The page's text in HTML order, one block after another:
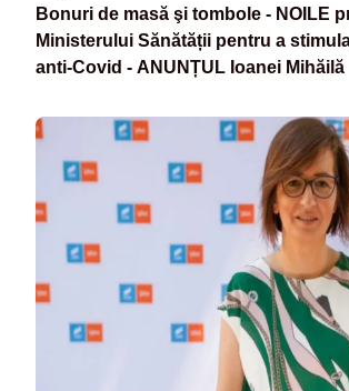
Bonuri de masă şi tombole - NOILE
Ministerului Sănătății pentru a
anti-Covid - ANUNȚUL Ioanei Mihăilă